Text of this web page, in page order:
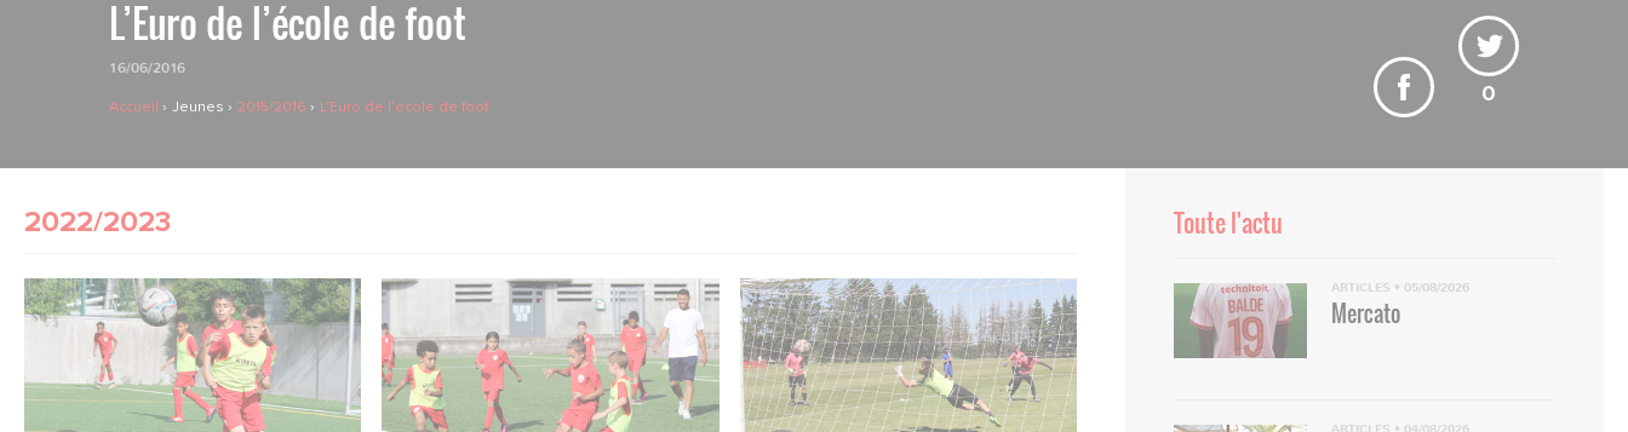
L’Euro de l’école de foot
16/06/2016
Accueil Jeunes 2015/2016 L’Euro de l’école de foot
0
2022/2023 Toute l'actu
ARTICLES • 05/08/2026
Mercato